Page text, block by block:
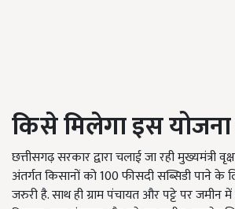
किसे मिलेगा इस
छत्तीसगढ़ सरकार द्वारा चलाई जा रही मुख्यमंत्री
अंतर्गत किसानों को100फीसदी सब्सिडी पाने के
जरुरी है. साथ ही ग्राम पंचायत और पट्टे पर जमीन